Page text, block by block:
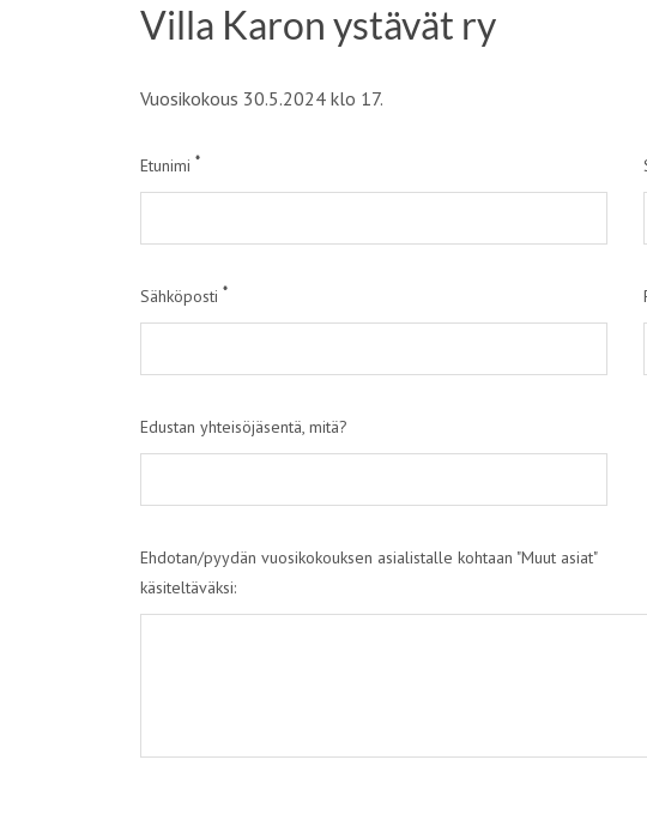
Villa Karon ystävät ry
Vuosikokous 30.5.2024 klo 17.
Etunimi *
Sähköposti *
Edustan yhteisöjäsentä, mitä?
Ehdotan/pyydän vuosikokouksen asialistalle kohtaan "Muut asiat"
käsiteltäväksi: